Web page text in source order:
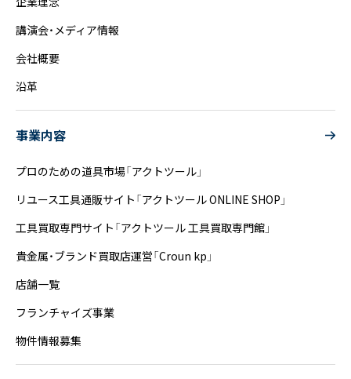
講演会・メディア情報
会社概要
沿革
事業内容
プロのための道具市場「アクトツール」
リユース工具通販サイト「アクトツール ONLINE SHOP」
工具買取専門サイト「アクトツール 工具買取専門館」
貴金属・ブランド買取店運営「Croun kp」
店舗一覧
フランチャイズ事業
物件情報募集